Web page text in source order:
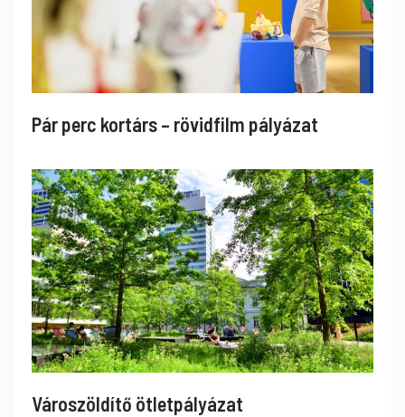
Pár perc kortárs – rövidfilm pályázat
Városzöldítő ötletpályázat